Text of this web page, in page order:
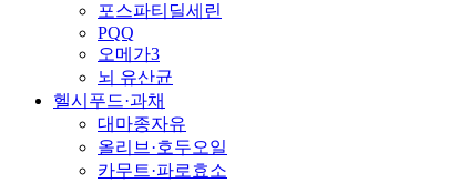
포스파티딜세린
PQQ
오메가3
뇌 유산균
헬시푸드·과채
대마종자유
올리브·호두오일
카무트·파로효소